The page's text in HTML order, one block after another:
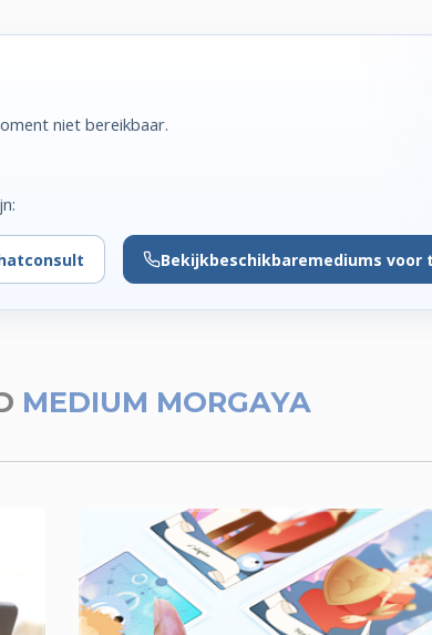
niet bereikbaar.
Bekijkbeschikbaremediums voor
MEDIUM MORGAYA